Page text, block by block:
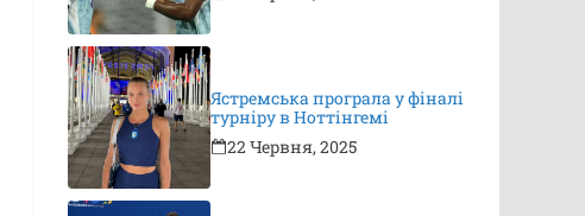
Ястремська програла у фіналі
турніру в Ноттінгемі
22 Червня, 2025